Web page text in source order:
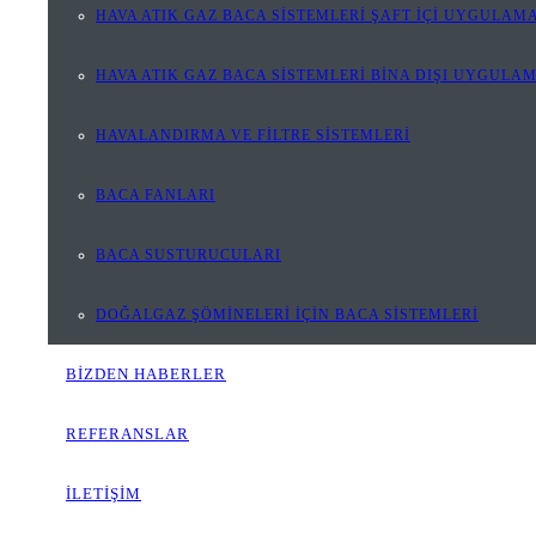
HAVA ATIK GAZ BACA SİSTEMLERİ ŞAFT İÇİ
HAVA ATIK GAZ BACA SİSTEMLERİ BİNA DIŞI
HAVALANDIRMA VE FİLTRE SİSTEMLERİ
BACA FANLARI
BACA SUSTURUCULARI
DOĞALGAZ ŞÖMİNELERİ İÇİN BACA SİSTEMLERİ
BİZDEN HABERLER
REFERANSLAR
İLETİŞİM